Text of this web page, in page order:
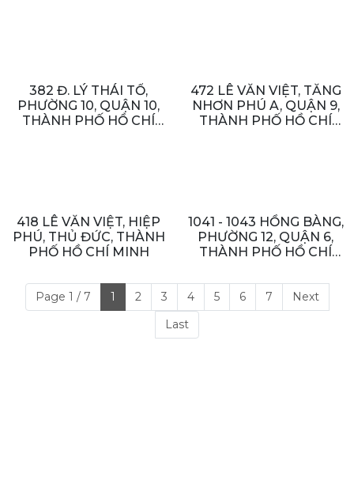
382 Đ. LÝ THÁI TỔ,
PHƯỜNG 10, QUẬN 10,
THÀNH PHỐ HỒ CHÍ
472 LÊ VĂN VIỆT, TĂNG
NHƠN PHÚ A, QUẬN 9,
THÀNH PHỐ HỒ CHÍ
418 LÊ VĂN VIỆT, HIỆP
PHÚ, THỦ ĐỨC, THÀNH
PHỐ HỒ CHÍ MINH
1041 - 1043 HỒNG BÀNG,
PHƯỜNG 12, QUẬN 6,
THÀNH PHỐ HỒ CHÍ
Page 1 / 7 1 2 3 4 5 6 7
Next
Last